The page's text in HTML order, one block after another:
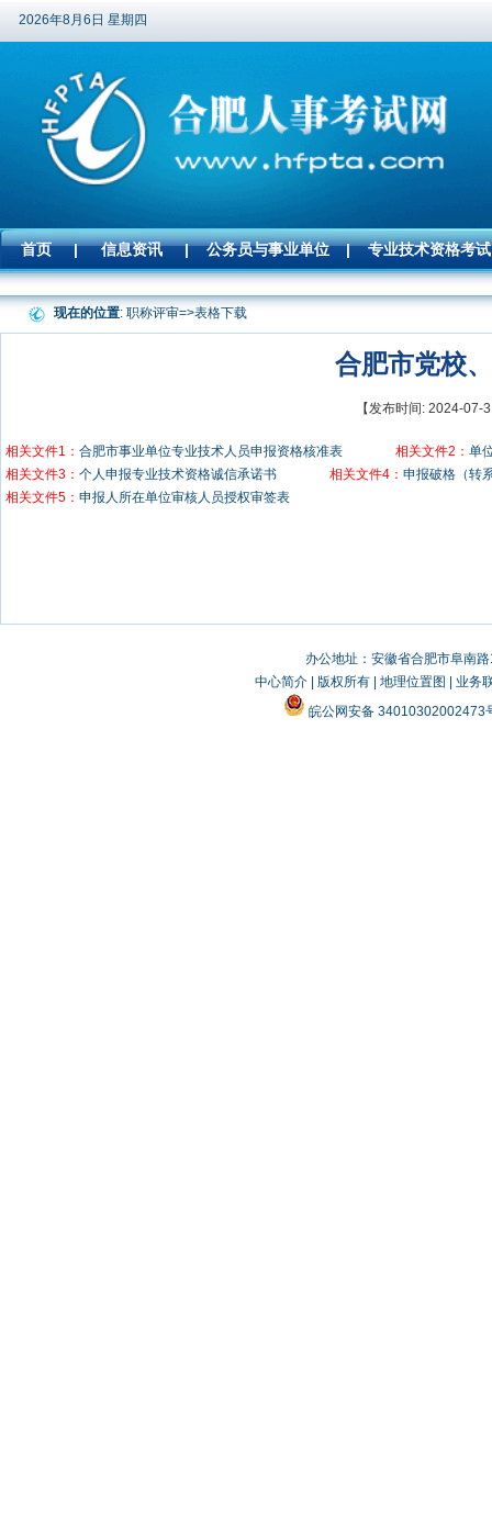
2026年8月6日 星期四
首页 | 信息资讯 | 公务员与事业单位 | 专业技术资格考试
现在的位置: 职称评审=>表格下载
合肥市党校
【发布时间: 2024-
相关文件1： 合肥市事业单位专业技术人员申报资格核准表 相关文件2： 单
相关文件3： 个人申报专业技术资格诚信承诺书 相关文件4： 申报破格（转
相关文件5： 申报人所在单位审核人员授权审签表
办公地址：安徽省合肥市阜南
中心简介| 版权所有| 地理位置图
业务
皖公网安备 34010302002473